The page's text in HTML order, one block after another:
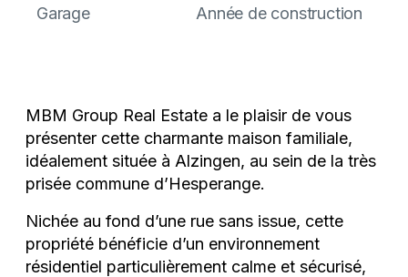
Garage Année de construction
MBM Group Real Estate a le plaisir de vous
présenter cette charmante maison familiale,
idéalement située à Alzingen, au sein de la très
prisée commune d’Hesperange.
Nichée au fond d’une rue sans issue, cette
propriété bénéficie d’un environnement
résidentiel particulièrement calme et sécurisé,